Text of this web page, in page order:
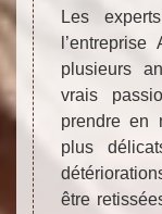
Les
plusieurs
vrais
prendre en
plus
être